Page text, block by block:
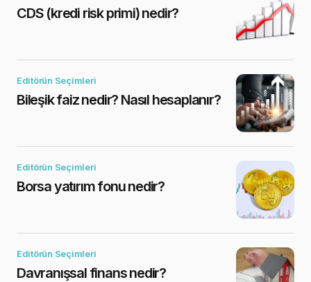
CDS (kredi risk primi) nedir?
Editörün Seçimleri
Bileşik faiz nedir? Nasıl hesaplanır?
Editörün Seçimleri
Borsa yatırım fonu nedir?
Editörün Seçimleri
Davranışsal finans nedir?